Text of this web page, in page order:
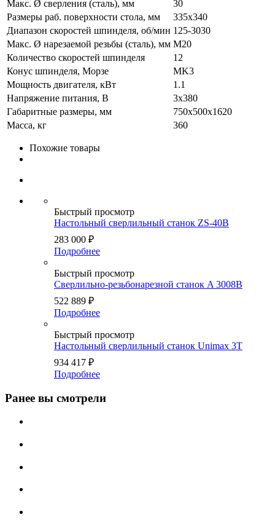
Макс. Ø сверления (сталь), мм
30
Размеры раб. поверхности стола, мм
335x340
Диапазон скоростей шпинделя, об/мин 125-3030
Макс. Ø нарезаемой резьбы (сталь), мм M20
Количество скоростей шпинделя
12
Конус шпинделя, Морзе
MK3
Мощность двигателя, кВт
1.1
Напряжение питания, В
3x380
Габаритные размеры, мм
750x500x1620
Масса, кг
360
Похожие товары
Быстрый просмотр
Настольный сверлильный станок ZS-40B
283 000 ₽
Подробнее
Быстрый просмотр
Сверлильно-резьбонарезной станок A 3008B
522 889 ₽
Подробнее
Быстрый просмотр
Настольный сверлильный станок Unimax 3T
934 417 ₽
Подробнее
Ранее вы смотрели